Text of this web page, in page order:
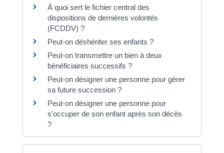
À quoi sert le fichier central des
dispositions de dernières volontés
(FCDDV) ?
Peut-on déshériter ses enfants ?
Peut-on transmettre un bien à deux
bénéficiaires successifs ?
Peut-on désigner une personne pour gérer
sa future succession ?
Peut-on désigner une personne pour
s'occuper de son enfant après son décès
?